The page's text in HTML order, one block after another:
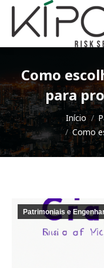
Como
para
Você está aqui:Início
Como
Patrimoniais e